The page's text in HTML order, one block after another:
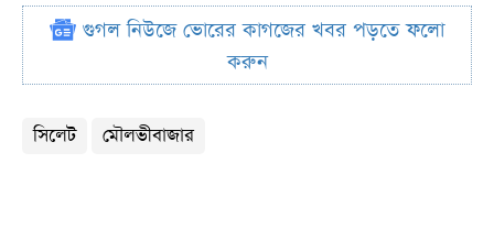
গুগল নিউজে ভোরের কাগজের খবর পড়তে ফলো
করুন
সিলেট মৌলভীবাজার